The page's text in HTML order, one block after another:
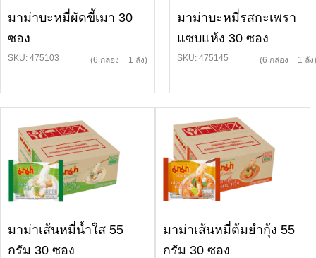
มาม่าบะหมี่ผัดขี้เมา 30
ซอง
SKU: 475103 (6 กล่อง = 1 ลัง)
มาม่าบะหมี่รสกะเพรา
แซบแห้ง 30 ซอง
SKU: 475145 (6 กล่อง = 1 ลัง)
มาม่าเส้นหมี่น้ำใส 55
กรัม 30 ซอง
มาม่าเส้นหมี่ต้มยำกุ้ง 55
กรัม 30 ซอง